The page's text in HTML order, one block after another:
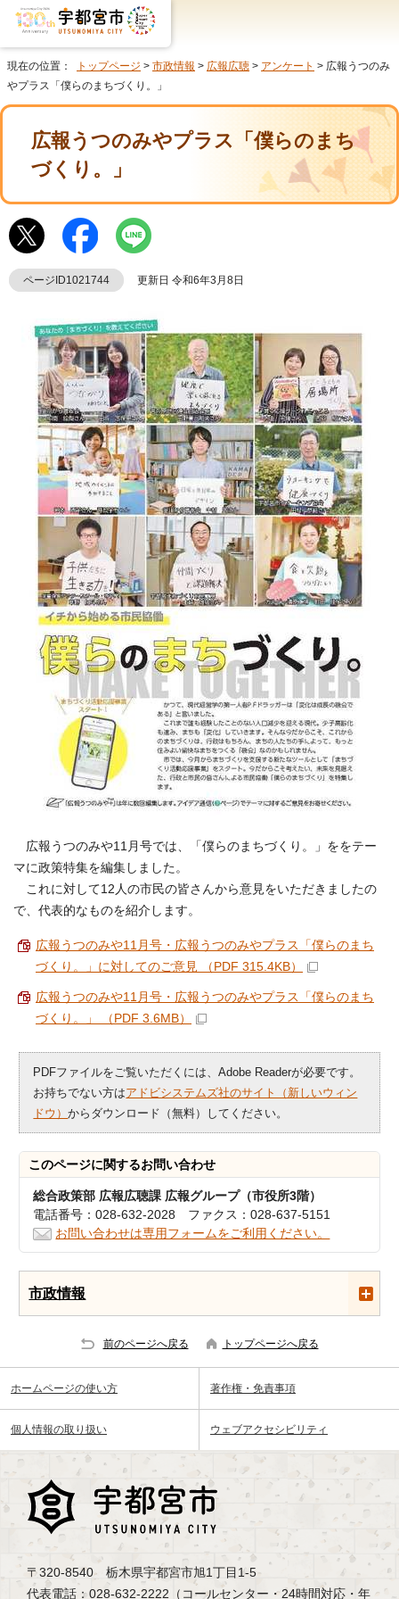
現在の位置： トップページ > 市政情報 > 広報広聴 > アンケート > 広報うつのみ
やプラス「僕らのまちづくり。」
広報うつのみやプラス「僕らのまち
づくり。」
ページID1021744 更新日 令和6年3月8日
広報うつのみや11月号では、「僕らのまちづくり。」ををテー
マに政策特集を編集しました。
これに対して12人の市民の皆さんから意見をいただきましたの
で、代表的なものを紹介します。
広報うつのみや11月号・広報うつのみやプラス「僕らのまち
づくり。」に対してのご意見 （PDF 315.4KB）
広報うつのみや11月号・広報うつのみやプラス「僕らのまち
づくり。」 （PDF 3.6MB）
PDFファイルをご覧いただくには、Adobe Readerが必要です。
お持ちでない方はアドビシステムズ社のサイト（新しいウィン
ドウ）からダウンロード（無料）してください。
このページに関するお問い合わせ
総合政策部 広報広聴課 広報グループ（市役所3階）
電話番号：028-632-2028 ファクス：028-637-5151
お問い合わせは専用フォームをご利用ください。
市政情報
前のページへ戻る トップページへ戻る
ホームページの使い方 著作権・免責事項
個人情報の取り扱い ウェブアクセシビリティ
〒320-8540 栃木県宇都宮市旭1丁目1-5
代表電話：028-632-2222（コールセンター・24時間対応・年